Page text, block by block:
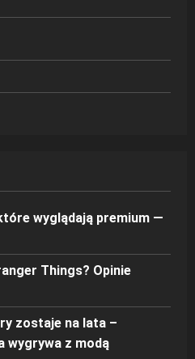
wyglądają premium —
Things? Opinie
zostaje na lata –
wygrywa z modą